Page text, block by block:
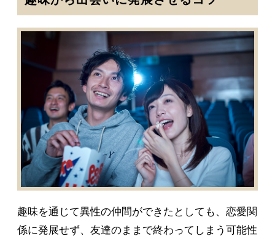
趣味を通じて異性の仲間ができたとしても、恋愛関
係に発展せず、友達のままで終わってしまう可能性